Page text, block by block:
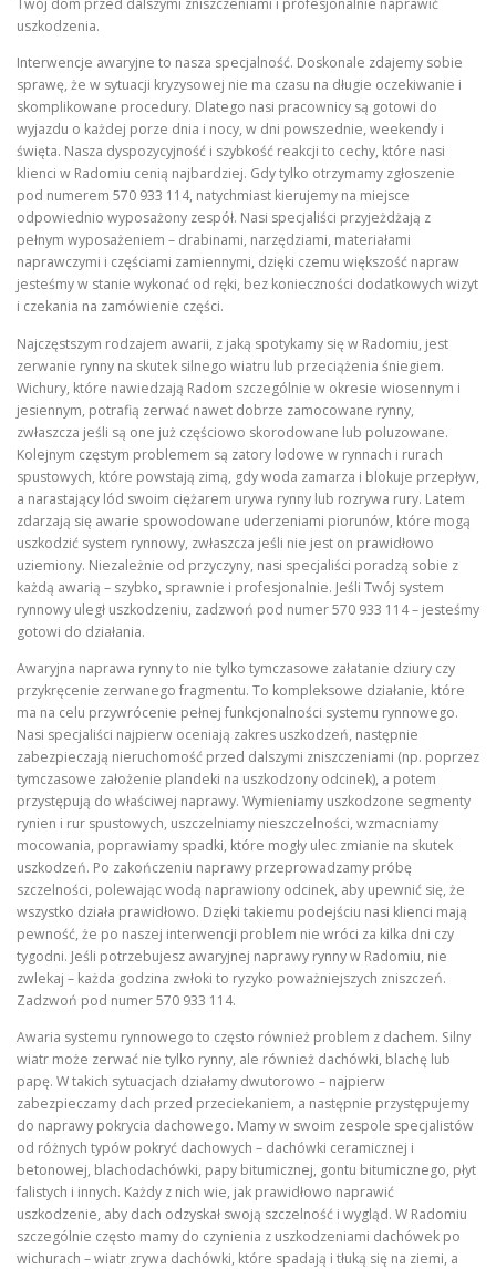
Twój dom przed dalszymi zniszczeniami i profesjonalnie naprawić
uszkodzenia.
Interwencje awaryjne to nasza specjalność. Doskonale zdajemy sobie
sprawę, że w sytuacji kryzysowej nie ma czasu na długie oczekiwanie i
skomplikowane procedury. Dlatego nasi pracownicy są gotowi do
wyjazdu o każdej porze dnia i nocy, w dni powszednie, weekendy i
święta. Nasza dyspozycyjność i szybkość reakcji to cechy, które nasi
klienci w Radomiu cenią najbardziej. Gdy tylko otrzymamy zgłoszenie
pod numerem 570 933 114, natychmiast kierujemy na miejsce
odpowiednio wyposażony zespół. Nasi specjaliści przyjeżdżają z
pełnym wyposażeniem – drabinami, narzędziami, materiałami
naprawczymi i częściami zamiennymi, dzięki czemu większość napraw
jesteśmy w stanie wykonać od ręki, bez konieczności dodatkowych wizyt
i czekania na zamówienie części.
Najczęstszym rodzajem awarii, z jaką spotykamy się w Radomiu, jest
zerwanie rynny na skutek silnego wiatru lub przeciążenia śniegiem.
Wichury, które nawiedzają Radom szczególnie w okresie wiosennym i
jesiennym, potrafią zerwać nawet dobrze zamocowane rynny,
zwłaszcza jeśli są one już częściowo skorodowane lub poluzowane.
Kolejnym częstym problemem są zatory lodowe w rynnach i rurach
spustowych, które powstają zimą, gdy woda zamarza i blokuje przepływ,
a narastający lód swoim ciężarem urywa rynny lub rozrywa rury. Latem
zdarzają się awarie spowodowane uderzeniami piorunów, które mogą
uszkodzić system rynnowy, zwłaszcza jeśli nie jest on prawidłowo
uziemiony. Niezależnie od przyczyny, nasi specjaliści poradzą sobie z
każdą awarią – szybko, sprawnie i profesjonalnie. Jeśli Twój system
rynnowy uległ uszkodzeniu, zadzwoń pod numer 570 933 114 – jesteśmy
gotowi do działania.
Awaryjna naprawa rynny to nie tylko tymczasowe załatanie dziury czy
przykręcenie zerwanego fragmentu. To kompleksowe działanie, które
ma na celu przywrócenie pełnej funkcjonalności systemu rynnowego.
Nasi specjaliści najpierw oceniają zakres uszkodzeń, następnie
zabezpieczają nieruchomość przed dalszymi zniszczeniami (np. poprzez
tymczasowe założenie plandeki na uszkodzony odcinek), a potem
przystępują do właściwej naprawy. Wymieniamy uszkodzone segmenty
rynien i rur spustowych, uszczelniamy nieszczelności, wzmacniamy
mocowania, poprawiamy spadki, które mogły ulec zmianie na skutek
uszkodzeń. Po zakończeniu naprawy przeprowadzamy próbę
szczelności, polewając wodą naprawiony odcinek, aby upewnić się, że
wszystko działa prawidłowo. Dzięki takiemu podejściu nasi klienci mają
pewność, że po naszej interwencji problem nie wróci za kilka dni czy
tygodni. Jeśli potrzebujesz awaryjnej naprawy rynny w Radomiu, nie
zwlekaj – każda godzina zwłoki to ryzyko poważniejszych zniszczeń.
Zadzwoń pod numer 570 933 114.
Awaria systemu rynnowego to często również problem z dachem. Silny
wiatr może zerwać nie tylko rynny, ale również dachówki, blachę lub
papę. W takich sytuacjach działamy dwutorowo – najpierw
zabezpieczamy dach przed przeciekaniem, a następnie przystępujemy
do naprawy pokrycia dachowego. Mamy w swoim zespole specjalistów
od różnych typów pokryć dachowych – dachówki ceramicznej i
betonowej, blachodachówki, papy bitumicznej, gontu bitumicznego, płyt
falistych i innych. Każdy z nich wie, jak prawidłowo naprawić
uszkodzenie, aby dach odzyskał swoją szczelność i wygląd. W Radomiu
szczególnie często mamy do czynienia z uszkodzeniami dachówek po
wichurach – wiatr zrywa dachówki, które spadają i tłuką się na ziemi, a